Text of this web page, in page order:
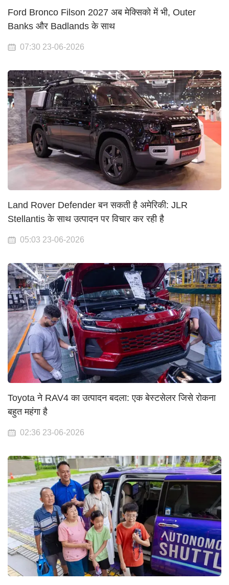
Ford Bronco Filson 2027 अब मेक्सिको में भी, Outer
Banks और Badlands के साथ
07:30 23-06-2026
Land Rover Defender बन सकती है अमेरिकी: JLR
Stellantis के साथ उत्पादन पर विचार कर रही है
05:03 23-06-2026
Toyota ने RAV4 का उत्पादन बदला: एक बेस्टसेलर जिसे रोकना
बहुत महंगा है
02:36 23-06-2026